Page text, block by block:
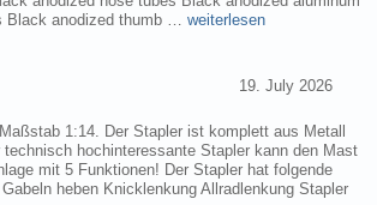
Black anodized thumb …weiterlesen
19. July 2026
1:14. Der Stapler ist komplett aus Metall
hochinteressante Stapler kann den Mast
mit 5 Funktionen! Der Stapler hat folgende
heben Knicklenkung Allradlenkung Stapler